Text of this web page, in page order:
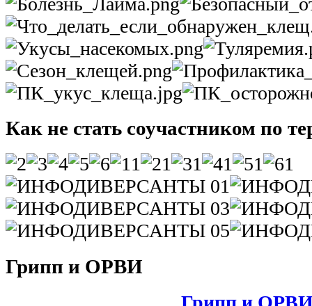
Как не стать соучастником по
Грипп и ОРВИ